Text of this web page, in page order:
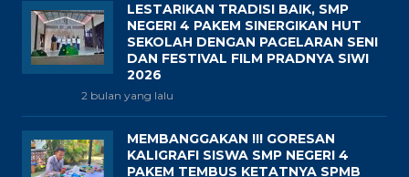
LESTARIKAN TRADISI BAIK, SMP
NEGERI 4 PAKEM SINERGIKAN HUT
SEKOLAH DENGAN PAGELARAN SENI
DAN FESTIVAL FILM PRADNYA SIWI
2026
2 bulan yang lalu
MEMBANGGAKAN !!! GORESAN
KALIGRAFI SISWA SMP NEGERI 4
PAKEM TEMBUS KETATNYA SPMB